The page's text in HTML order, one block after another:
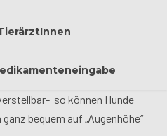
so können Hunde
bequem auf „Augenhöhe“